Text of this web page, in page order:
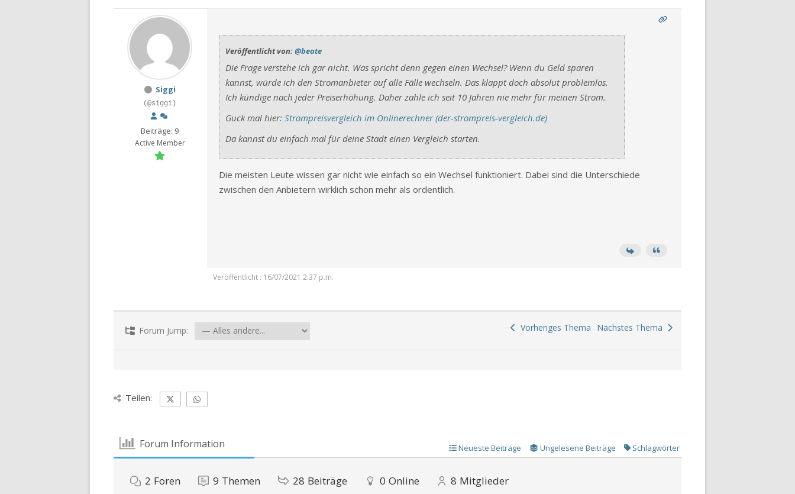
Siggi
(@siggi)
Beiträge: 9
Active Member
Veröffentlicht von:@beate
Die Frage verstehe ich gar nicht. Was spricht denn gegen einen Wechsel? Wenn du Geld sparen
kannst, würde ich den Stromanbieter auf alle Fälle wechseln. Das klappt doch absolut problemlos.
Ich kündige nach jeder Preiserhöhung. Daher zahle ich seit 10 Jahren nie mehr für meinen Strom.
Guck mal hier: Strompreisvergleich im Onlinerechner (der-strompreis-vergleich.de)
Da kannst du einfach mal für deine Stadt einen Vergleich starten.
Die meisten Leute wissen gar nicht wie einfach so ein Wechsel funktioniert. Dabei sind die Unterschiede
zwischen den Anbietern wirklich schon mehr als ordentlich.
Veröffentlicht : 16/07/2021 2:37 p.m.
Forum Jump: Vorheriges Thema Nächstes Thema
Teilen:
Forum Information Neueste Beiträge Ungelesene Beiträge Schlagwörter
2 Foren 9 Themen 28 Beiträge 0 Online 8 Mitglieder